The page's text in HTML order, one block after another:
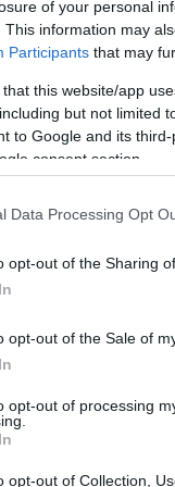
of your personal
This information may
Participants that may
that this website/app
but not limited
to Google and its
consent section.
Data Processing Opt
opt-out of the Sharing
opt-out of the Sale of
opt-out of processing
opt-out of Collection,
los números
mes anterior,
que la
las
Europeo.
que se enfrentan
limitar la
la eurozona